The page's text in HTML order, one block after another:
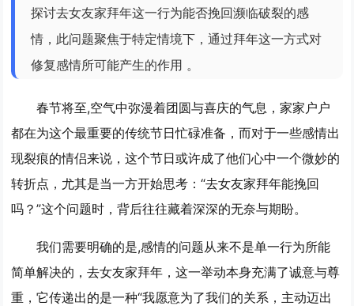
探讨去女友家拜年这一行为能否挽回濒临破裂的感
情，此问题聚焦于特定情境下，通过拜年这一方式对
修复感情所可能产生的作用 。
春节将至,空气中弥漫着团圆与喜庆的气息，家家户户
都在为这个最重要的传统节日忙碌准备，而对于一些感情出
现裂痕的情侣来说，这个节日或许成了他们心中一个微妙的
转折点，尤其是当一方开始思考：“去女友家拜年能挽回
吗？”这个问题时，背后往往藏着深深的无奈与期盼。
我们需要明确的是,感情的问题从来不是单一行为所能
简单解决的，去女友家拜年，这一举动本身充满了诚意与尊
重，它传递出的是一种“我愿意为了我们的关系，主动迈出